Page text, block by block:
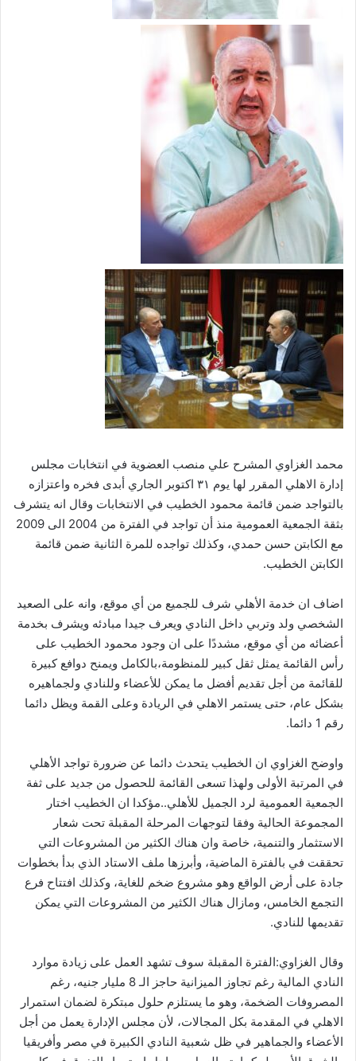
محمد الغزاوي المشرح علي منصب العضوية في انتخابات مجلس
إدارة الاهلي المقرر لها يوم ٣١ اكتوبر الجاري أبدى فخره واعتزازه
بالتواجد ضمن قائمة محمود الخطيب في الانتخابات وقال انه يتشرف
بثقة ‏الجمعية العمومية منذ أن تواجد في الفترة من 2004 الى 2009
مع الكابتن حسن حمدي، وكذلك تواجده للمرة الثانية ضمن ‏قائمة
الكابتن الخطيب.‏
اضاف ان خدمة الأهلي شرف للجميع من أي موقع، وانه على الصعيد
الشخصي ولد وتربي داخل النادي ويعرف جيدا مبادئه ويشرف بخدمة
‏أعضائه من أي موقع، مشددًا على ان وجود محمود الخطيب على
رأس القائمة يمثل ثقل كبير للمنظومة،بالكامل ويمنح دوافع ‏كبيرة
للقائمة من أجل تقديم أفضل ما يمكن للأعضاء وللنادي ولجماهيره
بشكل عام، حتى يستمر الاهلي في الريادة وعلى القمة ويظل دائما
رقم 1 ‏دائما.‏
واوضح الغزاوي ان الخطيب يتحدث دائما عن ضرورة تواجد الأهلي
في المرتبة الأولى ولهذا تسعى القائمة للحصول من جديد على ثفة
‏الجمعية العمومية لرد الجميل للأهلي..مؤكدا ان الخطيب اختار
المجموعة الحالية وفقا لتوجهات المرحلة المقبلة تحت شعار
الاستثمار والتنمية، خاصة وان هناك الكثير من المشروعات التي
تحققت في بالفترة الماضية، وأبرزها ملف الاستاد الذي بدأ بخطوات
‏جادة على أرض الواقع وهو مشروع ضخم للغاية، وكذلك افتتاح فرع
التجمع الخامس، ومازال هناك الكثير من المشروعات التي يمكن
تقديمها للنادي.‏
وقال الغزاوي:الفترة المقبلة سوف تشهد العمل على زيادة موارد
النادي المالية رغم تجاوز الميزانية حاجز الـ 8 مليار جنيه، رغم
المصروفات الضخمة، وهو ما يستلزم حلول مبتكرة لضمان استمرار
الاهلي في المقدمة بكل المجالات، لأن مجلس ‏الإدارة يعمل من أجل
الأعضاء والجماهير في ظل شعبية النادي الكبيرة في مصر وأفريقيا